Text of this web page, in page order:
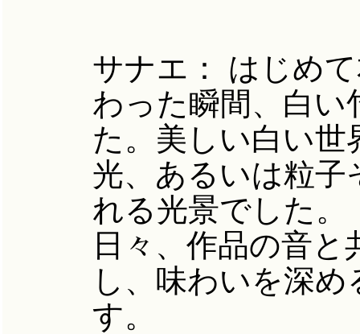
サナエ： はじめ
わった瞬間、白い
た。美しい白い
光、あるいは粒
れる光景でした。
日々、作品の音
し、味わいを深
す。